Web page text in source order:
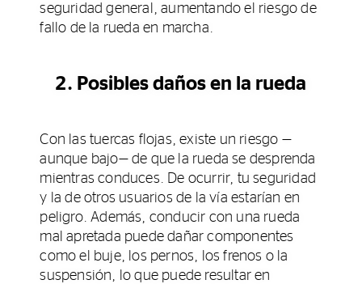
seguridad general, aumentando el riesgo de
fallo de la rueda en marcha.
2. Posibles daños en la rueda
Con las tuercas flojas, existe un riesgo —
aunque bajo— de que la rueda se desprenda
mientras conduces. De ocurrir, tu seguridad
y la de otros usuarios de la vía estarían en
peligro. Además, conducir con una rueda
mal apretada puede dañar componentes
como el buje, los pernos, los frenos o la
suspensión, lo que puede resultar en